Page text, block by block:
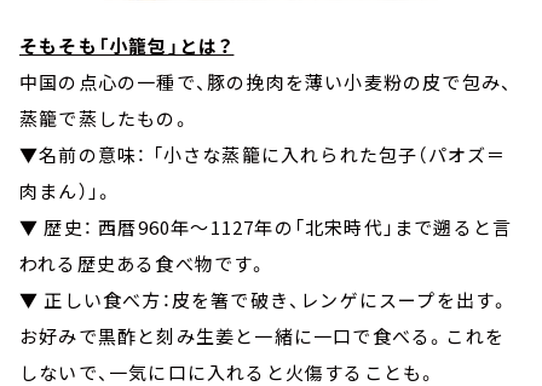
そもそも「小籠包」とは？
中国の点心の一種で、豚の挽肉を薄い小麦粉の皮で包み、
蒸籠で蒸したもの。
▼名前の意味： 「小さな蒸籠に入れられた包子（パオズ＝
肉まん）」。
▼ 歴史： 西暦960年～1127年の「北宋時代」まで遡ると言
われる歴史ある食べ物です。
▼ 正しい食べ方：皮を箸で破き、レンゲにスープを出す。
お好みで黒酢と刻み生姜と一緒に一口で食べる。これを
しないで、一気に口に入れると火傷することも。